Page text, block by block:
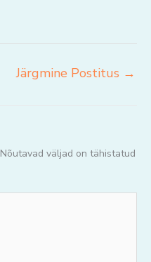
Järgmine Postitus →
Nõutavad väljad on tähistatud